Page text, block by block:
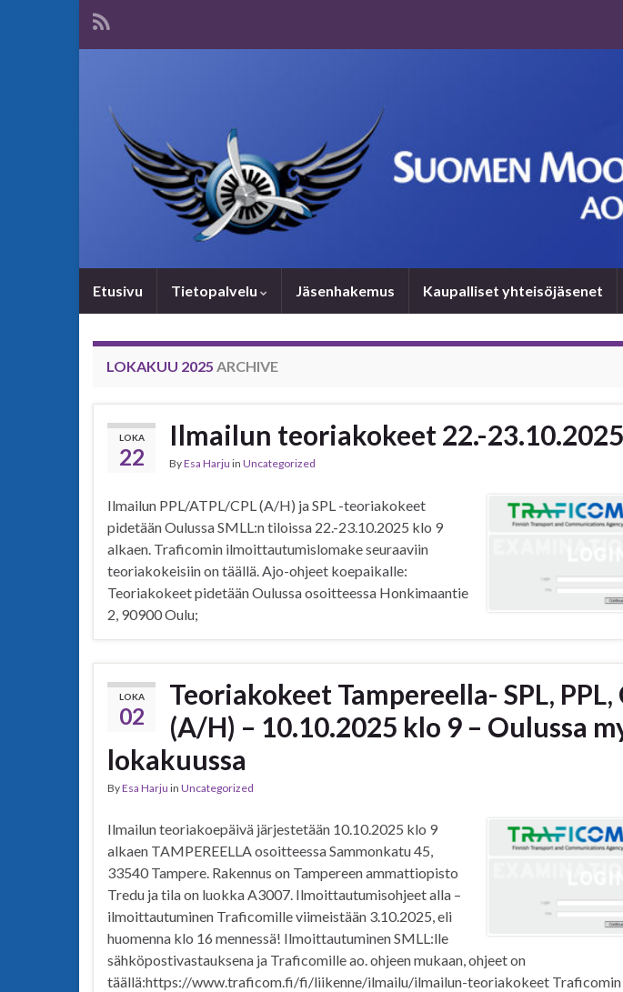
Etusivu Tietopalvelu Jäsenhakemus Kaupalliset yhteisöjäsenet
LOKAKUU 2025 ARCHIVE
LOKA
22
Ilmailun teoriakokeet 22.-23.10.2025
ByEsa Harju in Uncategorized
Ilmailun PPL/ATPL/CPL (A/H) ja SPL -teoriakokeet
pidetään Oulussa SMLL:n tiloissa 22.-23.10.2025 klo 9
alkaen. Traficomin ilmoittautumislomake seuraaviin
teoriakokeisiin on täällä. Ajo-ohjeet koepaikalle:
Teoriakokeet pidetään Oulussa osoitteessa Honkimaantie
2, 90900 Oulu;
LOKA
02
Teoriakokeet Tampereella- SPL, PPL,
(A/H) – 10.10.2025 klo 9 – Oulussa
lokakuussa
ByEsa Harju in Uncategorized
Ilmailun teoriakoepäivä järjestetään 10.10.2025 klo 9
alkaen TAMPEREELLA osoitteessa Sammonkatu 45,
33540 Tampere. Rakennus on Tampereen ammattiopisto
Tredu ja tila on luokka A3007. Ilmoittautumisohjeet alla –
ilmoittautuminen Traficomille viimeistään 3.10.2025, eli
huomenna klo 16 mennessä! Ilmoittautuminen SMLL:lle
sähköpostivastauksena ja Traficomille ao. ohjeen mukaan, ohjeet on
täällä:https://www.traficom.fi/fi/liikenne/ilmailu/ilmailun-teoriakokeet Traficomin